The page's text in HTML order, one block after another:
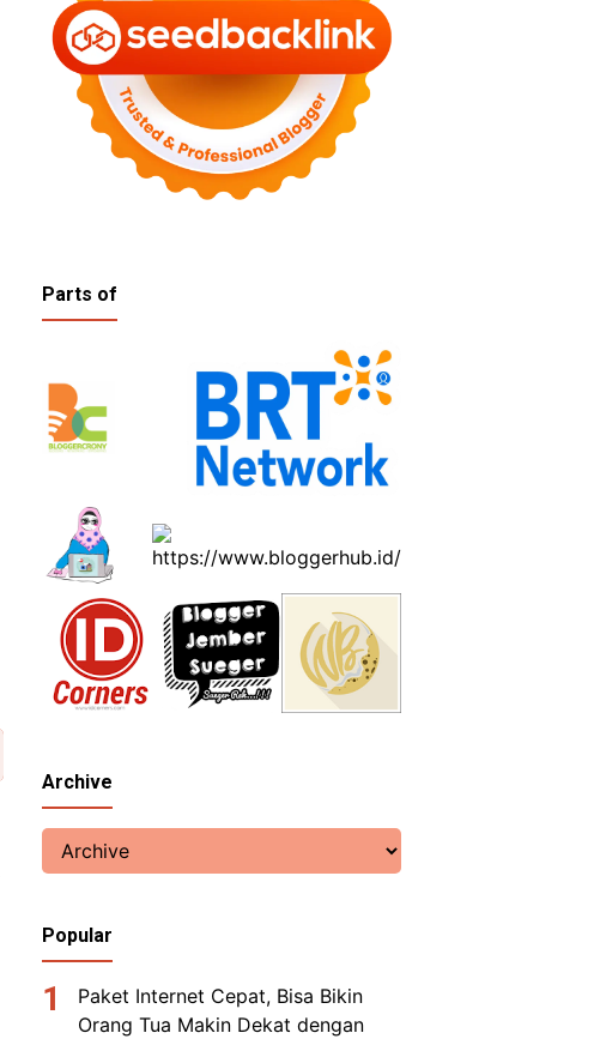
Parts of
Archive
Popular
Paket Internet Cepat, Bisa Bikin
Orang Tua Makin Dekat dengan